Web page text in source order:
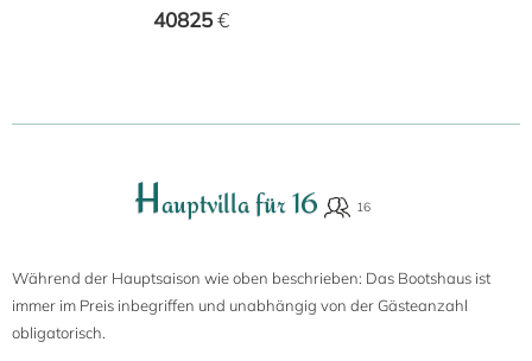
40825€
Hauptvilla für 16
Während der Hauptsaison wie oben beschrieben: Das Bootshaus ist
immer im Preis inbegriffen und unabhängig von der Gästeanzahl
obligatorisch.